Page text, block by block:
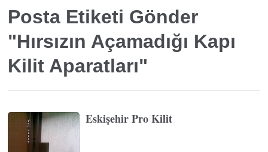
Posta Etiketi Gönder
"Hırsızın Açamadığı Kapı
Kilit Aparatları"
Eskişehir Pro Kilit